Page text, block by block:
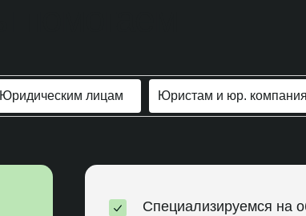
Специализируемся на
Юридическим лицам Юристам и юр.